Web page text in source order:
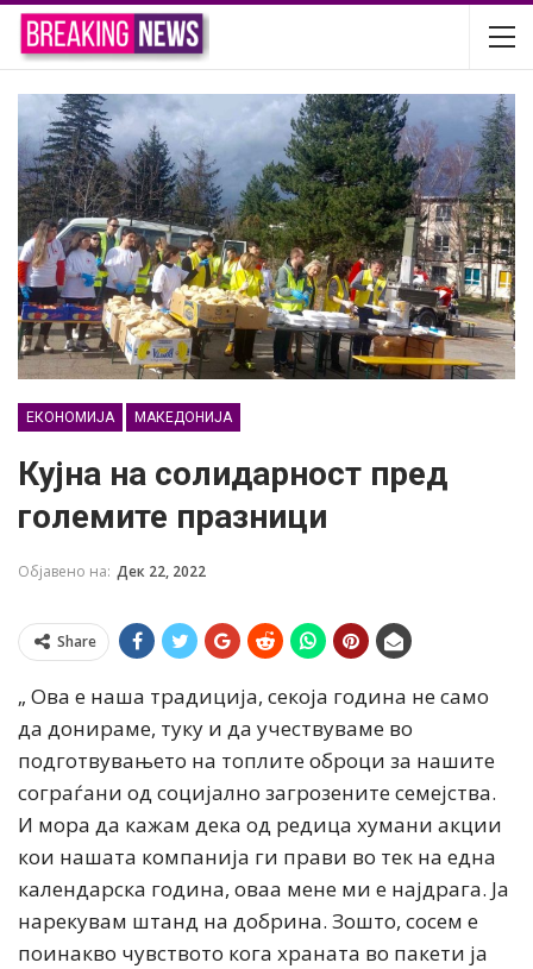
ЕКОНОМИЈА МАКЕДОНИЈА
Кујна на солидарност пред
големите празници
Објавено на: Дек 22, 2022
Share
„ Ова е наша традиција, секоја година не само
да донираме, туку и да учествуваме во
подготвувањето на топлите оброци за нашите
сограѓани од социјално загрозените семејства.
И мора да кажам дека од редица хумани акции
кои нашата компанија ги прави во тек на една
календарска година, оваа мене ми е најдрага. Ја
нарекувам штанд на добрина. Зошто, сосем е
поинакво чувството кога храната во пакети ја